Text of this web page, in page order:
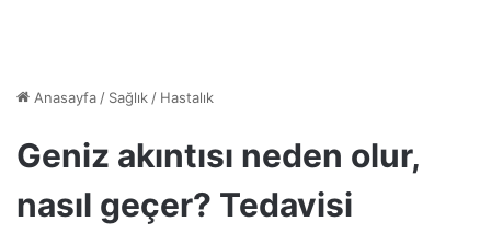
Anasayfa/ Sağlık/ Hastalık
Geniz akıntısı neden olur,
nasıl geçer? Tedavisi